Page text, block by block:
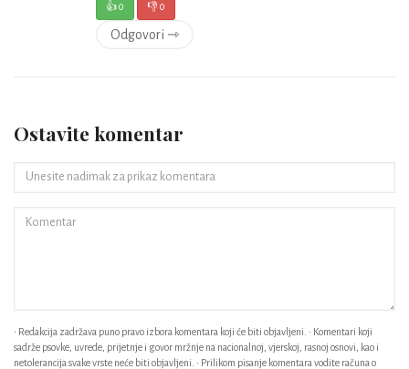
👍0 👎0
Odgovori ⇾
Ostavite komentar
• Redakcija zadržava puno pravo izbora komentara koji će biti objavljeni. • Komentari koji
sadrže psovke, uvrede, prijetnje i govor mržnje na nacionalnoj, vjerskoj, rasnoj osnovi, kao i
netolerancija svake vrste neće biti objavljeni. • Prilikom pisanje komentara vodite računa o